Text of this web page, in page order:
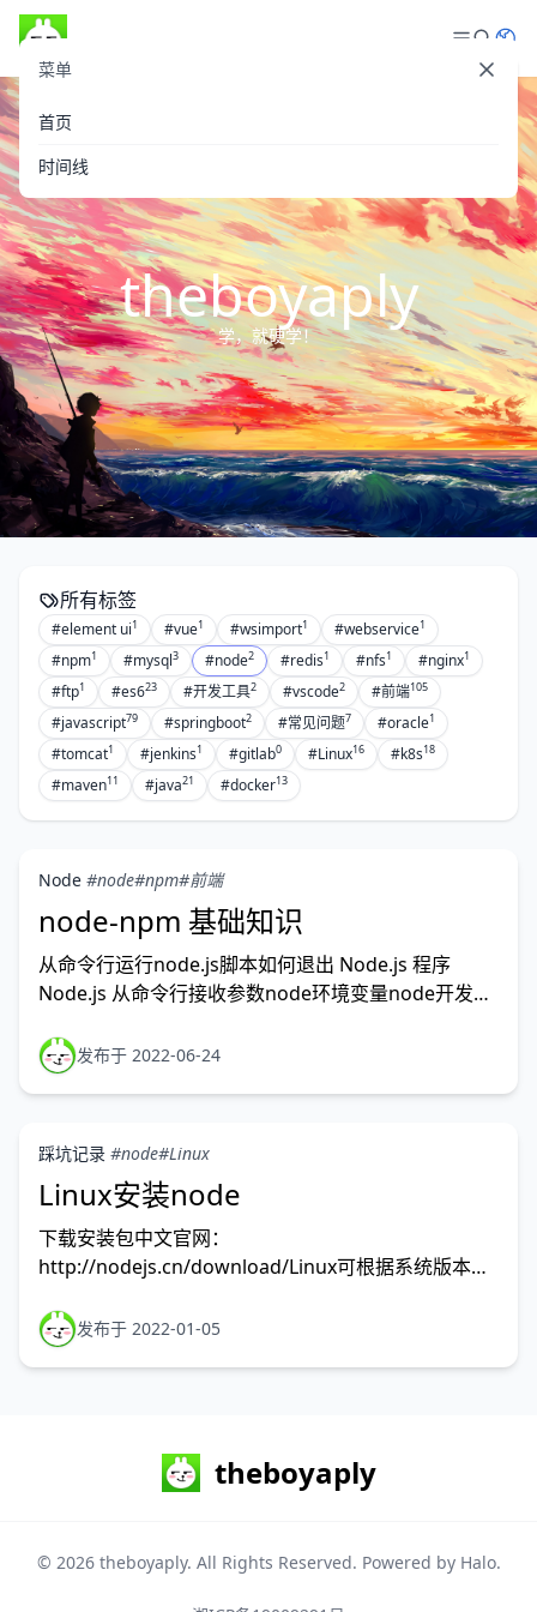
菜单
首页
时间线
theboyaply
学，就硬学！
所有标签
#element ui1 #vue1 #wsimport1 #webservice1
#npm1 #mysql3 #node2 #redis1 #nfs1 #nginx1
#ftp1 #es623 #开发工具2 #vscode2 #前端105
#javascript79 #springboot2 #常见问题7 #oracle1
#tomcat1 #jenkins1 #gitlab0 #Linux16 #k8s18
#maven11 #java21 #docker13
Node #node#npm#前端
node-npm 基础知识
从命令行运行node.js脚本如何退出 Node.js 程序
Node.js 从命令行接收参数node环境变量node开发环
包管理器安装所有依赖安装单个软件包更新软件包版本
控制scripts运行任务npm 将软件包安装到哪里如何使
发布于 2022-06-24
踩坑记录 #node#Linux
Linux安装node
下载安装包中文官网：
http://nodejs.cn/download/Linux可根据系统版本对
的就是node-v16.13.1-linux-x64.tar.xz（当前最新版
本）。解压$tarxfnode-v16.13.1-linux-x6
发布于 2022-01-05
theboyaply
© 2026 theboyaply. All Rights Reserved. Powered by Halo.